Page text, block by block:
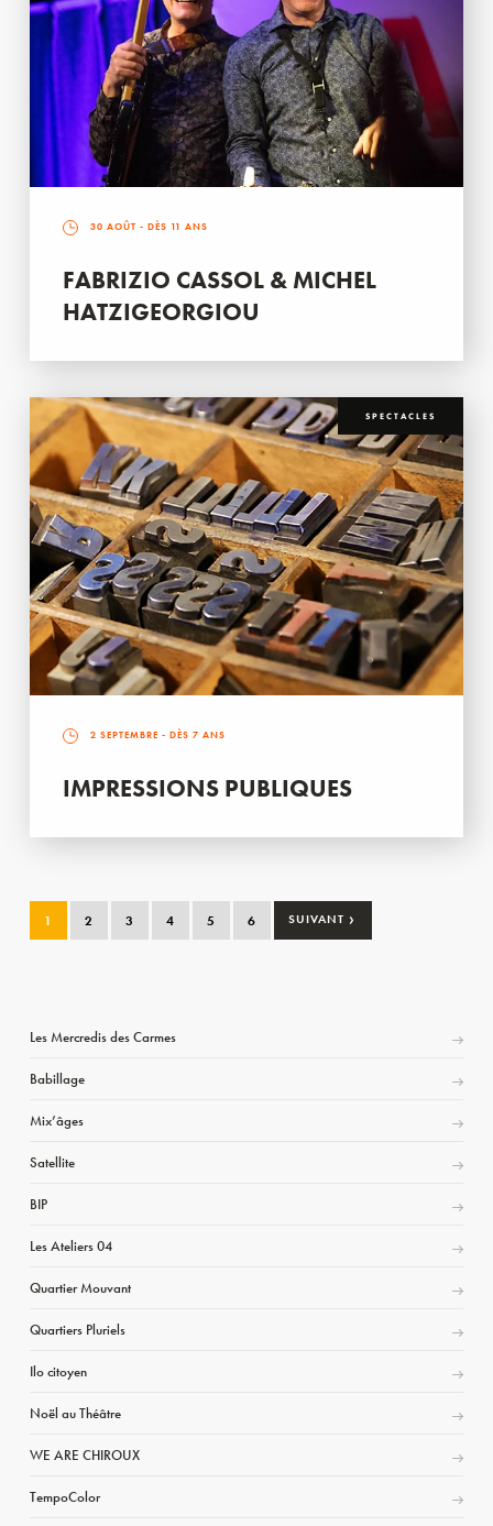
30 AOÛT - DÈS 11 ANS
FABRIZIO CASSOL & MICHEL
HATZIGEORGIOU
SPECTACLES
2 SEPTEMBRE - DÈS 7 ANS
IMPRESSIONS PUBLIQUES
1 2 3 4 5 6 SUIVANT ›
Les Mercredis des Carmes
Babillage
Mix’âges
Satellite
BIP
Les Ateliers 04
Quartier Mouvant
Quartiers Pluriels
Ilo citoyen
Noël au Théâtre
WE ARE CHIROUX
TempoColor